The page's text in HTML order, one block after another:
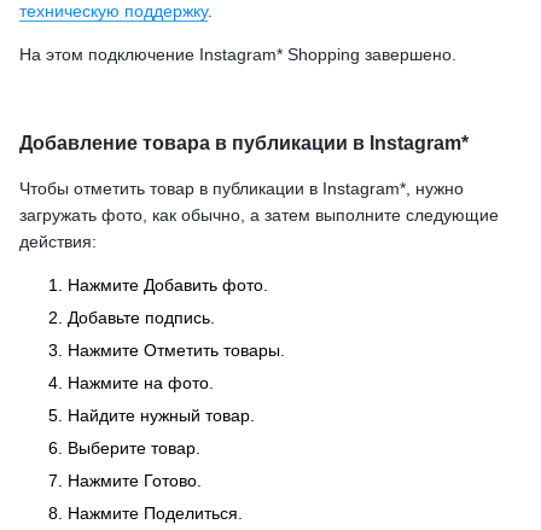
техническую поддержку.
На этом подключение Instagram* Shopping завершено.
Добавление товара в публикации в Instagram*
Чтобы отметить товар в публикации в Instagram*, нужно
загружать фото, как обычно, а затем выполните следующие
действия:
Нажмите Добавить фото.
Добавьте подпись.
Нажмите Отметить товары.
Нажмите на фото.
Найдите нужный товар.
Выберите товар.
Нажмите Готово.
Нажмите Поделиться.